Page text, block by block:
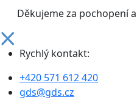
Děkujeme za pochopení
Rychlý kontakt:
+420 571 612 420
gds@gds.cz